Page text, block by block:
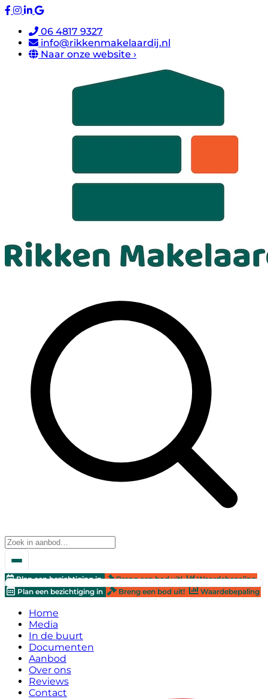
06 4817 9327
info@rikkenmakelaardij.nl
Naar onze website ›
Plan een bezichtiging in Breng een bod uit!
Waardebepaling
Plan een bezichtiging in
Breng een bod uit! Waardebepaling
Home
Media
In de buurt
Documenten
Aanbod
Over ons
Reviews
Contact